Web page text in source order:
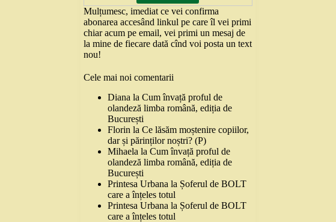
Mulțumesc, imediat ce vei confirma
abonarea accesând linkul pe care îl vei primi
chiar acum pe email, vei primi un mesaj de
la mine de fiecare dată cînd voi posta un text
nou!
Cele mai noi comentarii
Diana laCum învață proful de
olandeză limba română, ediția de
București
Florin laCe lăsăm moștenire copiilor,
dar și părinților noștri? (P)
Mihaela laCum învață proful de
olandeză limba română, ediția de
București
Printesa Urbana la Șoferul de BOLT
care a înțeles totul
Printesa Urbana la Șoferul de BOLT
care a înțeles totul